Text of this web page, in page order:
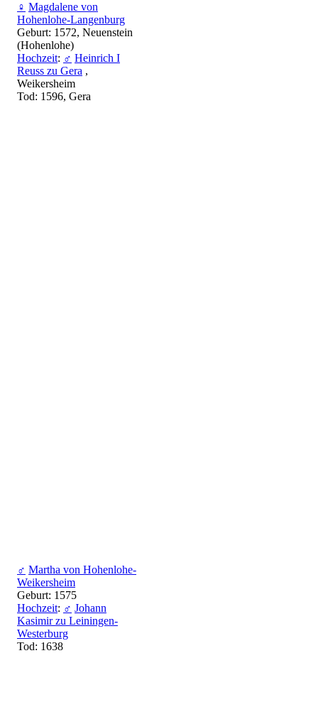
♀ Magdalene von
Hohenlohe-Langenburg
Geburt: 1572, Neuenstein
(Hohenlohe)
Hochzeit: ♂ Heinrich I
Reuss zu Gera ,
Weikersheim
Tod: 1596, Gera
♂ Martha von Hohenlohe-
Weikersheim
Geburt: 1575
Hochzeit: ♂ Johann
Kasimir zu Leiningen-
Westerburg
Tod: 1638